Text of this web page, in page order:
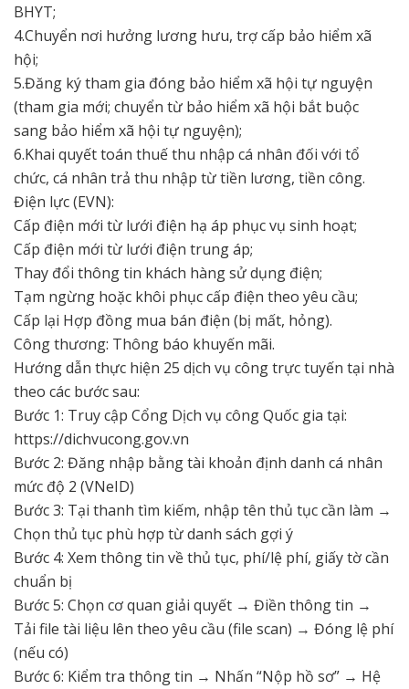
BHYT;
4.Chuyển nơi hưởng lương hưu, trợ cấp bảo hiểm xã
hội;
5.Đăng ký tham gia đóng bảo hiểm xã hội tự nguyện
(tham gia mới; chuyển từ bảo hiểm xã hội bắt buộc
sang bảo hiểm xã hội tự nguyện);
6.Khai quyết toán thuế thu nhập cá nhân đối với tổ
chức, cá nhân trả thu nhập từ tiền lương, tiền công.
Điện lực (EVN):
Cấp điện mới từ lưới điện hạ áp phục vụ sinh hoạt;
Cấp điện mới từ lưới điện trung áp;
Thay đổi thông tin khách hàng sử dụng điện;
Tạm ngừng hoặc khôi phục cấp điện theo yêu cầu;
Cấp lại Hợp đồng mua bán điện (bị mất, hỏng).
Công thương: Thông báo khuyến mãi.
Hướng dẫn thực hiện 25 dịch vụ công trực tuyến tại nhà
theo các bước sau:
Bước 1: Truy cập Cổng Dịch vụ công Quốc gia tại:
https://dichvucong.gov.vn
Bước 2: Đăng nhập bằng tài khoản định danh cá nhân
mức độ 2 (VNeID)
Bước 3: Tại thanh tìm kiếm, nhập tên thủ tục cần làm →
Chọn thủ tục phù hợp từ danh sách gợi ý
Bước 4: Xem thông tin về thủ tục, phí/lệ phí, giấy tờ cần
chuẩn bị
Bước 5: Chọn cơ quan giải quyết → Điền thông tin →
Tải file tài liệu lên theo yêu cầu (file scan) → Đóng lệ phí
(nếu có)
Bước 6: Kiểm tra thông tin → Nhấn “Nộp hồ sơ” → Hệ